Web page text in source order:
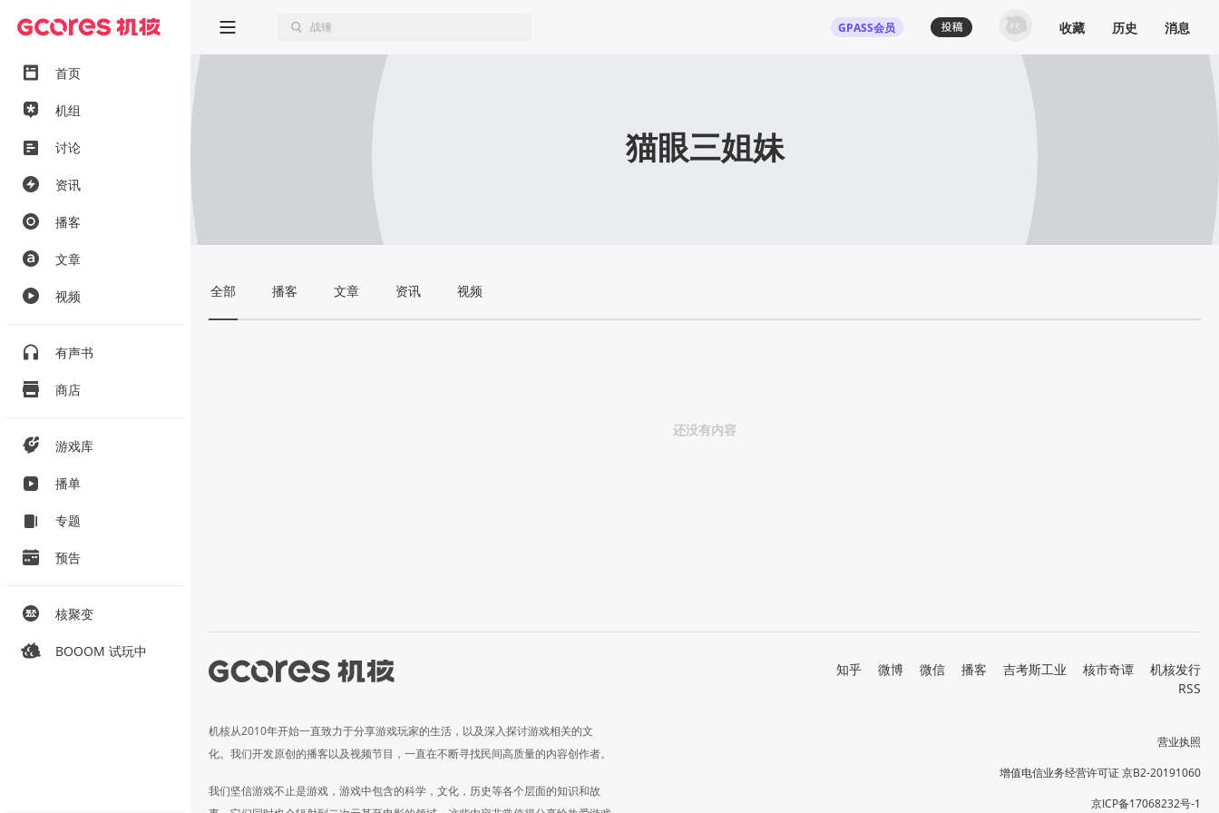
首页
机组
讨论
资讯
播客
文章
视频
有声书
商店
游戏库
播单
专题
预告
核聚变
BOOOM 试玩中
GPASS会员 收藏 历史 消息
猫眼三姐妹
全部 播客 文章 资讯 视频
还没有内容
机核从2010年开始一直致力于分享游戏玩家的生活，以及深入探讨游戏相关的文
化。我们开发原创的播客以及视频节目，一直在不断寻找民间高质量的内容创作者。
我们坚信游戏不止是游戏，游戏中包含的科学，文化，历史等各个层面的知识和故
知乎 微博 微信 播客 吉考斯工业 核市奇谭
机核发行
RSS
营业执照
增值电信业务经营许可证 京B2-20191060
京ICP备17068232号-1